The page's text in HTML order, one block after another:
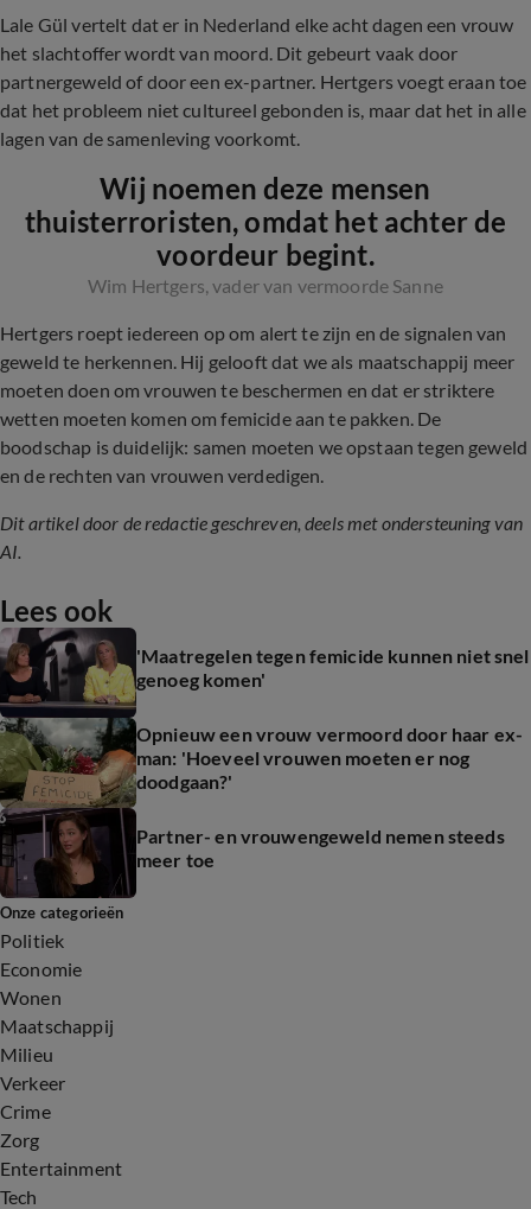
Lale Gül vertelt dat er in Nederland elke acht dagen een vrouw
het slachtoffer wordt van moord. Dit gebeurt vaak door
partnergeweld of door een ex-partner. Hertgers voegt eraan toe
dat het probleem niet cultureel gebonden is, maar dat het in alle
lagen van de samenleving voorkomt.
Wij noemen deze mensen
thuisterroristen, omdat het achter de
voordeur begint.
Wim Hertgers, vader van vermoorde Sanne
Hertgers roept iedereen op om alert te zijn en de signalen van
geweld te herkennen. Hij gelooft dat we als maatschappij meer
moeten doen om vrouwen te beschermen en dat er striktere
wetten moeten komen om femicide aan te pakken. De
boodschap is duidelijk: samen moeten we opstaan tegen geweld
en de rechten van vrouwen verdedigen.
Dit artikel door de redactie geschreven, deels met ondersteuning van
AI.
Lees ook
'Maatregelen tegen femicide kunnen niet snel
genoeg komen'
Opnieuw een vrouw vermoord door haar ex-
man: 'Hoeveel vrouwen moeten er nog
doodgaan?'
Partner- en vrouwengeweld nemen steeds
meer toe
Onze categorieën
Politiek
Economie
Wonen
Maatschappij
Milieu
Verkeer
Crime
Zorg
Entertainment
Tech